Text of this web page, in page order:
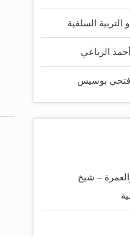
التربية السلفية
الرباعي
| فتحي بوسيس
– شيخ